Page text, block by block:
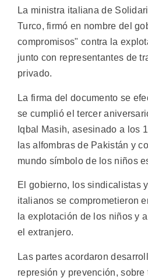
La ministra italiana de
Turco, firmó en nombre del
compromisos" contra la
junto con representantes de
privado.
La firma del documento se
se cumplió el tercer
Iqbal Masih, asesinado a los
las alfombras de Pakistán y
mundo símbolo de los niños
El gobierno, los sindicalistas
italianos se comprometieron
la explotación de los niños y
el extranjero.
Las partes acordaron
represión y prevención, sobre